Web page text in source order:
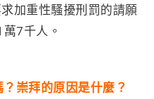
加重性騷擾刑罰的請願
7千人。
崇拜的原因是什麼？